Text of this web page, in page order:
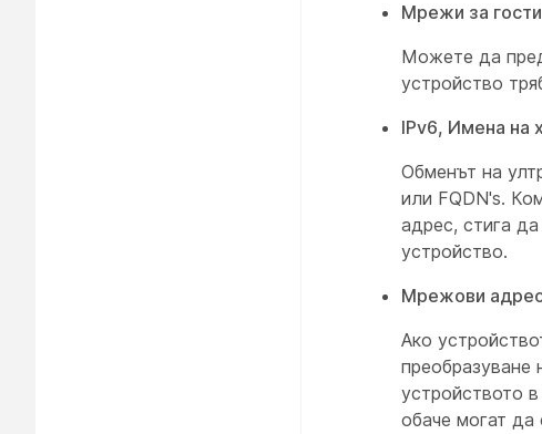
Мрежи за гости
Можете да
устройство
IPv6, Имена на
Обменът на
или FQDN's.
адрес, стига
устройство.
Мрежови
Ако
устройството
обаче могат